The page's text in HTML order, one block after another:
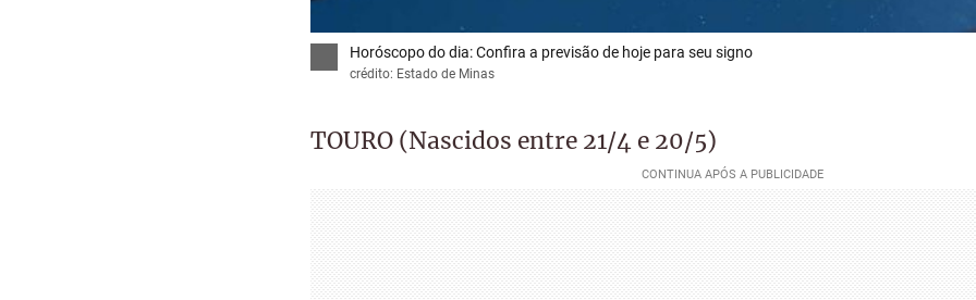
Horóscopo do dia: Confira a previsão de hoje para seu signo
crédito: Estado de Minas
TOURO (Nascidos entre 21/4 e 20/5)